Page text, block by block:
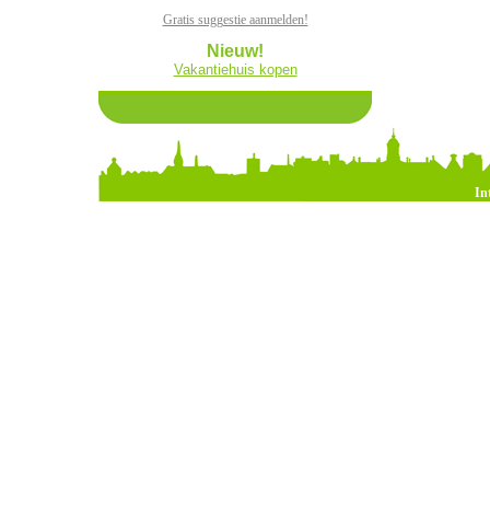
Gratis suggestie aanmelden!
Nieuw!
Vakantiehuis kopen